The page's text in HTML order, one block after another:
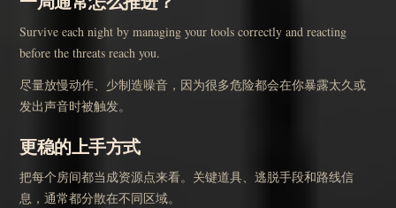
Survive each night by managing your tools correctly and reacting
before the threats reach you.
尽量放慢动作、少制造噪音，因为很多危险都会在你暴露太久或
发出声音时被触发。
更稳的上手方式
把每个房间都当成资源点来看。关键道具、逃脱手段和路线信
息，通常都分散在不同区域。